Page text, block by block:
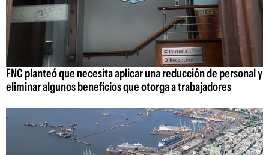
FNC planteó que necesita aplicar una reducción de personal y
eliminar algunos beneficios que otorga a trabajadores